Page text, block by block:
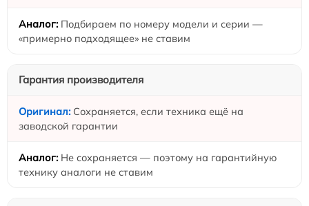
Подбираем по номеру модели и серии —
«примерно подходящее» не ставим
Гарантия производителя
Сохраняется, если техника ещё на
заводской гарантии
Не сохраняется — поэтому на гарантийную
технику аналоги не ставим